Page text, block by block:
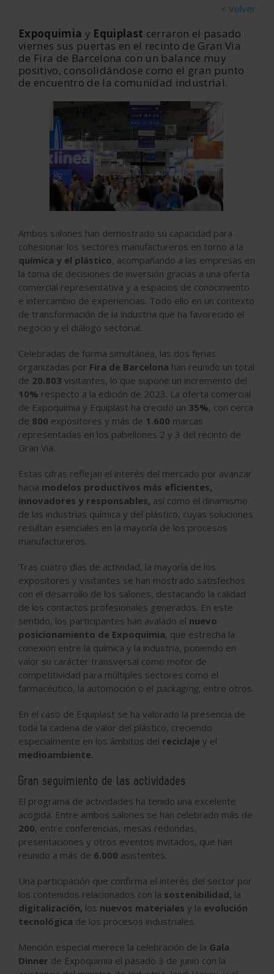
< Volver
Expoquimia y Equiplast cerraron el pasado
viernes sus puertas en el recinto de Gran Via
de Fira de Barcelona con un balance muy
positivo, consolidándose como el gran punto
de encuentro de la comunidad industrial.
Ambos salones han demostrado su capacidad para
cohesionar los sectores manufactureros en torno a la
química y el plástico, acompañando a las empresas en
la toma de decisiones de inversión gracias a una oferta
comercial representativa y a espacios de conocimiento
e intercambio de experiencias. Todo ello en un contexto
de transformación de la industria que ha favorecido el
negocio y el diálogo sectorial.
Celebradas de forma simultánea, las dos ferias
organizadas por Fira de Barcelona han reunido un total
de 20.803 visitantes, lo que supone un incremento del
10% respecto a la edición de 2023. La oferta comercial
de Expoquimia y Equiplast ha crecido un 35%, con cerca
de 800 expositores y más de 1.600 marcas
representadas en los pabellones 2 y 3 del recinto de
Gran Via.
Estas cifras reflejan el interés del mercado por avanzar
hacia modelos productivos más eficientes,
innovadores y responsables, así como el dinamismo
de las industrias química y del plástico, cuyas soluciones
resultan esenciales en la mayoría de los procesos
manufactureros.
Tras cuatro días de actividad, la mayoría de los
expositores y visitantes se han mostrado satisfechos
con el desarrollo de los salones, destacando la calidad
de los contactos profesionales generados. En este
sentido, los participantes han avalado el nuevo
posicionamiento de Expoquimia, que estrecha la
conexión entre la química y la industria, poniendo en
valor su carácter transversal como motor de
competitividad para múltiples sectores como el
farmacéutico, la automoción o el packaging, entre otros.
En el caso de Equiplast se ha valorado la presencia de
toda la cadena de valor del plástico, creciendo
especialmente en los ámbitos del reciclaje y el
medioambiente.
Gran seguimiento de las actividades
El programa de actividades ha tenido una excelente
acogida. Entre ambos salones se han celebrado más de
200, entre conferencias, mesas redondas,
presentaciones y otros eventos invitados, que han
reunido a más de 6.000 asistentes.
Una participación que confirma el interés del sector por
los contenidos relacionados con la sostenibilidad, la
digitalización, los nuevos materiales y la evolución
tecnológica de los procesos industriales.
Mención especial merece la celebración de la Gala
Dinner de Expoquimia el pasado 3 de junio con la